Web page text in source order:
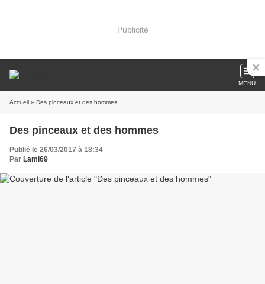
Publicité
MENU
Accueil » Des pinceaux et des hommes
Des pinceaux et des hommes
Publié le 26/03/2017 à 18:34
Par Lami69